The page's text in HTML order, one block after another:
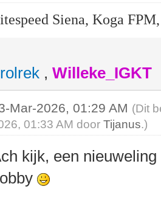
Siena, Koga
rolrek , Willeke_IGKT
Mar-2026, 01:29 AM (Dit
01:33 AM doorTijanus.)
kijk, een